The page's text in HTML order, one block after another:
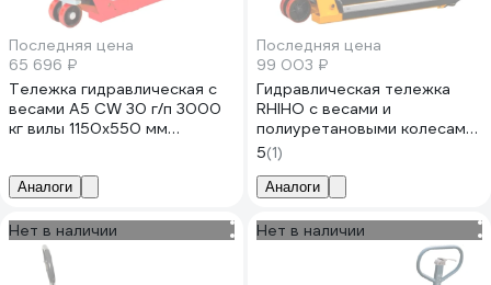
Последняя цена
65 696 ₽
Тележка гидравлическая с
весами А5 CW 30 г/п 3000
кг вилы 1150х550 мм
Аналоги
Последняя цена
99 003 ₽
Гидравлическая тележка
RHIHO с весами и
полиуретановыми колесами
3SE
5(1)
Аналоги
Нет в наличии Нет в наличии